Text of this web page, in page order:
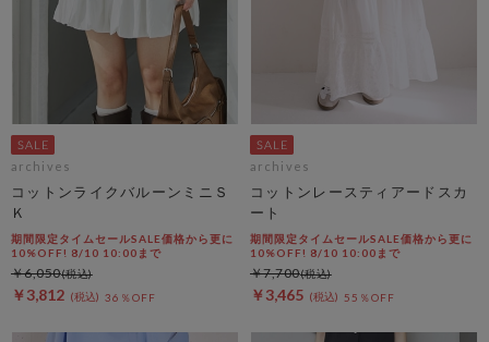
archives
コットンライクバルーンミニＳ
Ｋ
期間限定タイムセールSALE価格から更に
10%OFF! 8/10 10:00まで
￥3,812 36％OFF
￥6,050
archives
コットンレースティアードスカ
ート
期間限定タイムセールSALE価格から更に
10%OFF! 8/10 10:00まで
￥3,465 55％OFF
￥7,700